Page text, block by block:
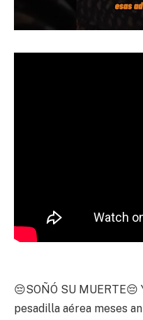
😔SOÑÓ SU
pesadilla aérea meses